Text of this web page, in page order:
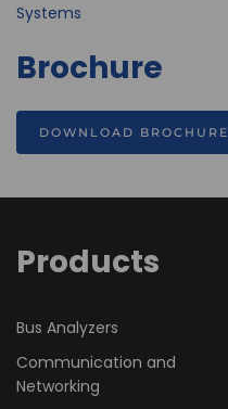
Systems
Brochure
DOWNLOAD BROCHURE
Products
Bus Analyzers
Communication and
Networking